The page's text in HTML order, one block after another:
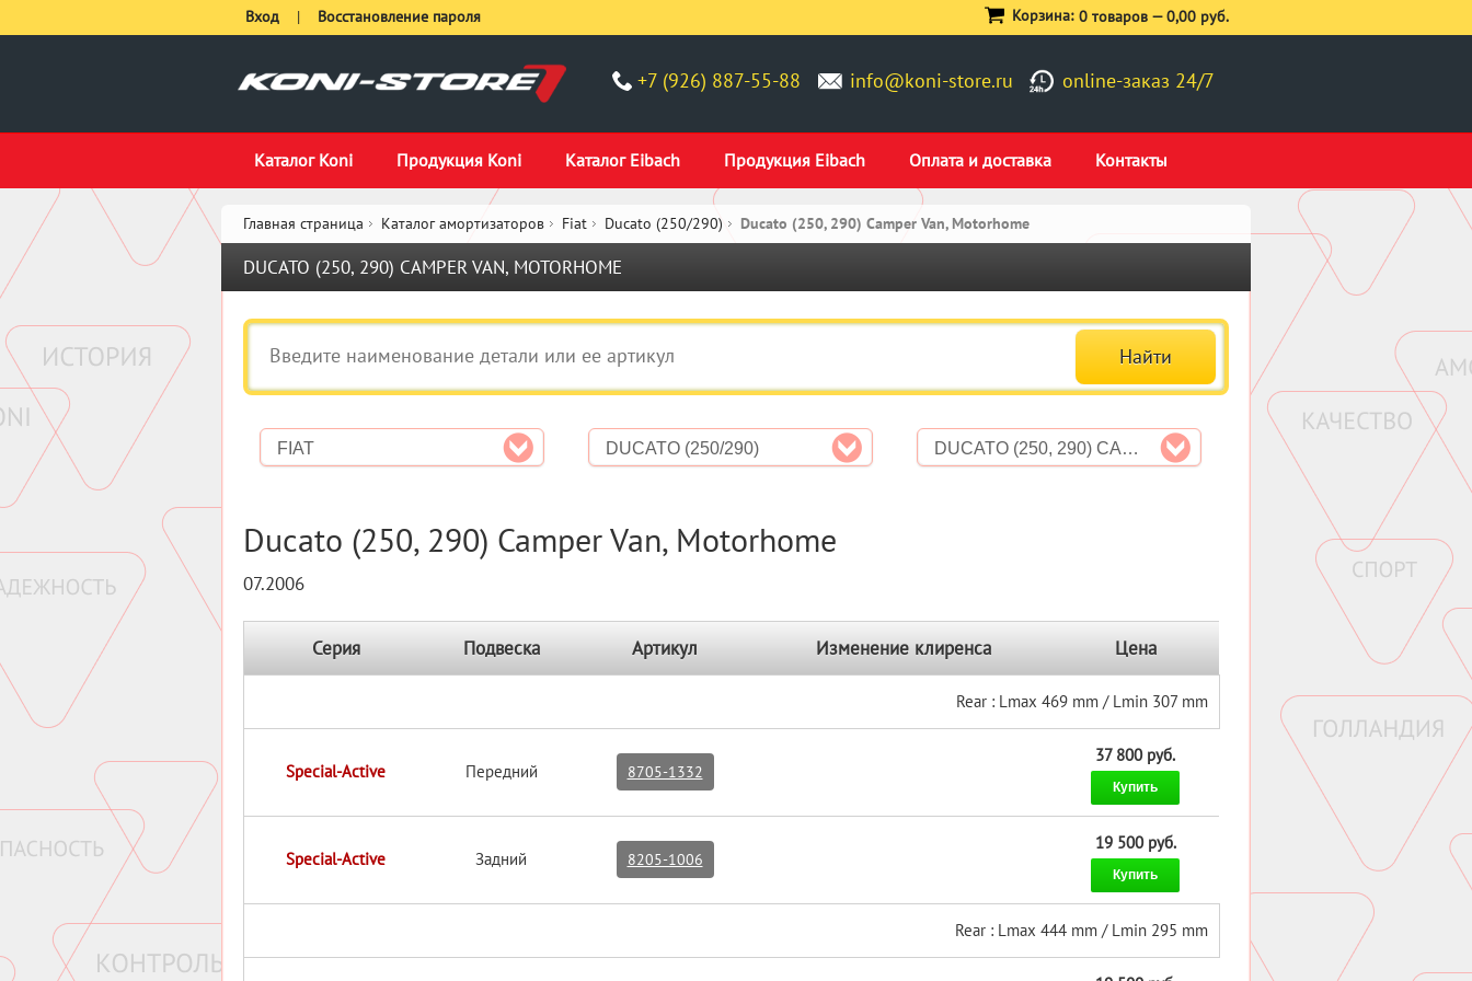
+7 (926) 887-55-88 info@koni-store.ru online-заказ 24/7
Каталог Koni Продукция Koni Каталог Eibach Продукция Eibach Оплата и доставка Контакты
Вход | Восстановление пароля Корзина: 0 товаров —0,00 руб.
Главная страница Каталог амортизаторов Fiat Ducato (250/290) Ducato (250, 290) Camper Van, Motorhome
DUCATO (250, 290) CAMPER VAN, MOTORHOME
FIAT DUCATO (250/290) DUCATO (250, 290) CAMPER VAN, MOTORHOME
Ducato (250, 290) Camper Van, Motorhome
07.2006
Серия Подвеска Артикул Изменение клиренса Цена
Rear : Lmax 469 mm / Lmin 307 mm
Special-Active Передний 8705-1332
37 800 руб.
Купить
Special-Active Задний 8205-1006
19 500 руб.
Купить
Rear : Lmax 444 mm / Lmin 295 mm